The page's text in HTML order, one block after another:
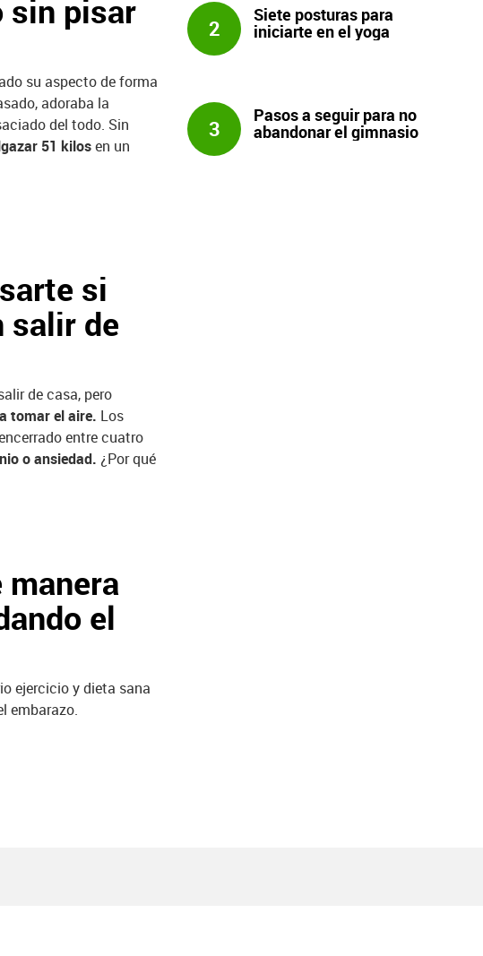
sin pisar
su aspecto de forma
adoraba la
del todo. Sin
51 kilosen un
si
salir de
de casa, pero
tomar el aire. Los
entre cuatro
o ansiedad. ¿Por qué
manera
el
ejercicio y dieta sana
embarazo.
2
Siete posturas para
iniciarte en el yoga
3
Pasos a seguir para no
abandonar el gimnasio